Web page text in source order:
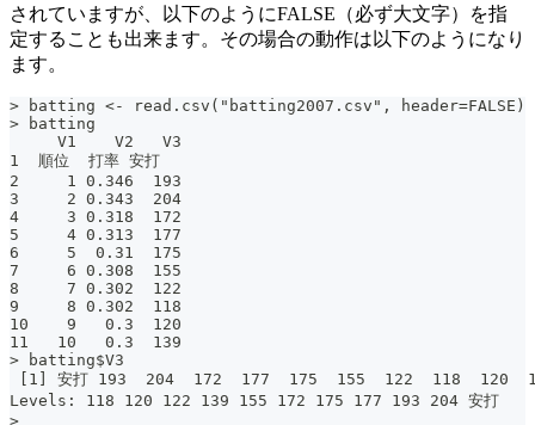
されていますが、以下のようにFALSE（必ず大文字）を指
定することも出来ます。その場合の動作は以下のようになり
ます。
> batting <- read.csv("batting2007.csv", header=FALSE)
> batting
     V1    V2   V3
1  順位  打率 安打
2     1 0.346  193
3     2 0.343  204
4     3 0.318  172
5     4 0.313  177
6     5  0.31  175
7     6 0.308  155
8     7 0.302  122
9     8 0.302  118
10    9   0.3  120
11   10   0.3  139
> batting$V3
[1] 安打 193  204  172  177  175  155  122  118  120
Levels: 118 120 122 139 155 172 175 177 193 204 安打
>